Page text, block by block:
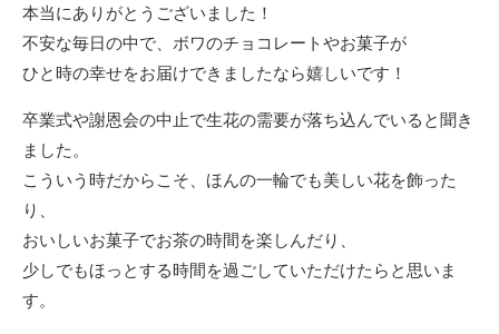
本当にありがとうございました！
不安な毎日の中で、ボワのチョコレートやお菓子が
ひと時の幸せをお届けできましたなら嬉しいです！
卒業式や謝恩会の中止で生花の需要が落ち込んでいると聞き
ました。
こういう時だからこそ、ほんの一輪でも美しい花を飾った
り、
おいしいお菓子でお茶の時間を楽しんだり、
少しでもほっとする時間を過ごしていただけたらと思いま
す。